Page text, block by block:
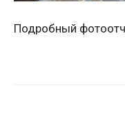
Подробный